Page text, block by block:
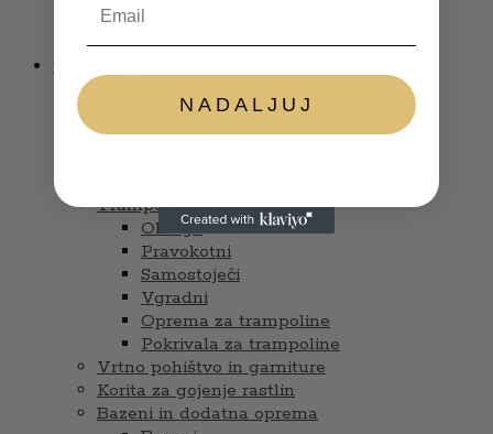
Glasbila
Punčke in dodatki za punčke
Hiške s tobogani
Zunanje otroške hiške
Trampolini
Okrogli
Pravokotni
Samostoječi
Vgradni
Oprema za trampoline
Pokrivala za trampoline
Vrtno pohištvo in garniture
Korita za gojenje rastlin
Bazeni in dodatna oprema
NADALJUJ